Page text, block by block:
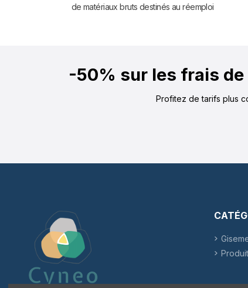
de matériaux bruts destinés au réemploi
-50% sur les frais de
Profitez de tarifs plus